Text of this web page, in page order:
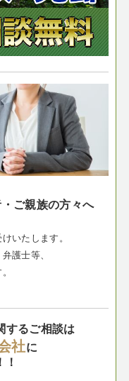
ご親族の方々へ
いたします。
護士等、
するご相談は
社に